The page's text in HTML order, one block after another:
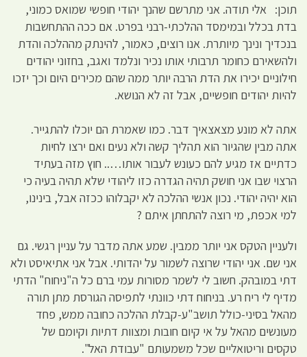
תוכן: אלי תודה. אני מתרשם שהנך יהודי חופשי שמואס כמוני,
בדת בכלל ובמימסד ההלכתי-רבני בפרט. אם ככה ההתחשבות
בנכדיך ונינך מיותרת. אנו רוצים, כאמור, להינתק מההלכה והדת
ולהשאירם כחומר תרבותי אותו נכיר ונלמד ואגב, בחזוני יהודים
חילוניים יכירו את הדת הרבה יותר ממה שהם מכירים היום וכך יזכו
להיות יהודים חופשיים, אבל זה לא הנושא.
אתה לא מונע מצאצאיך דבר. כמו שאמרת הם יוכלו להתגייר.
אתה מבין שהגיור הוא תהליך קשה ולא נעים ואם ירצו לחיות
כדתיים אז מגיע להם כעונש לעבור אותו….. חוץ מזה בעתיד
הרצוי שבו אני חושק תהיה הגדרה כזו ליהודי שלא תהיה בעיה כי
הוא יהיה יהודי. נכון אנשי ההלכה לא יקבלוהו ככזה אבל, בינינו,
למי אכפת, מי רוצה להתחתן איתם ?
ולעניין הטקס אני יותר ממבין. שמע אתה מדבר על עניין רגשי. גם
אני שם. אני יהודי שרוצה לשמור על יהדותי. אבל אני אתיאיסט ולא
דתי במובהק. חשוב לי לשמר מסורות עמי ברם כל ה"ניחוח" הדתי
מדיף לי ריח רע. בניחוח דתי כוונתי לתפיסה הגורסת מתן תורה
מהאל בסיני-כולל תושב"ע-קבלת ההלכה כחובה ממש, פחד
מעונשים מהאל על אי קיום חובות ומצוות דתיות וקיומם של
טקסים וריטואליים שכל משמעותם "עבודת האל".